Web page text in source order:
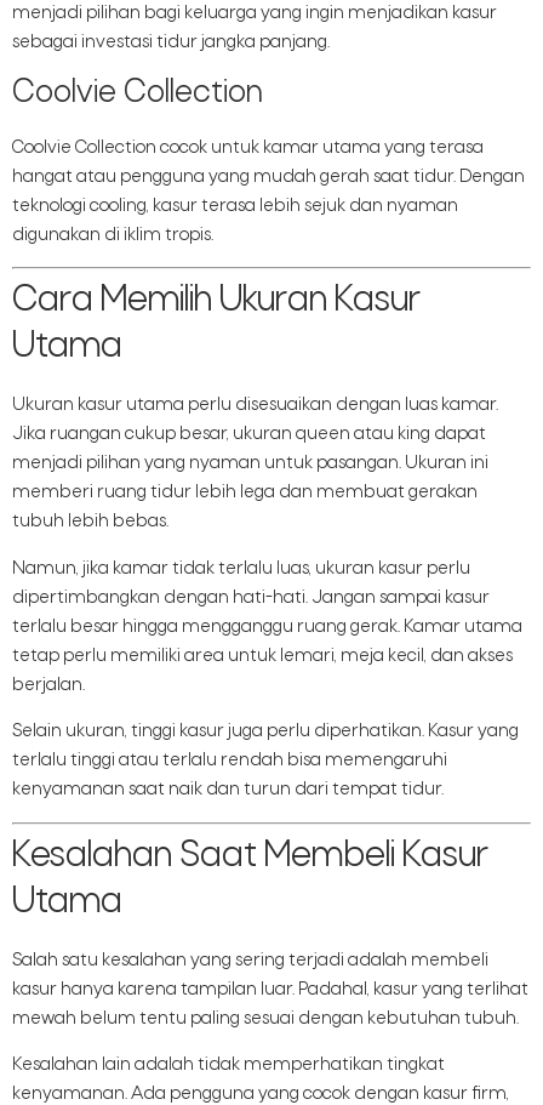
menjadi pilihan bagi keluarga yang ingin menjadikan kasur
sebagai investasi tidur jangka panjang.
Coolvie Collection
Coolvie Collection cocok untuk kamar utama yang terasa
hangat atau pengguna yang mudah gerah saat tidur. Dengan
teknologi cooling, kasur terasa lebih sejuk dan nyaman
digunakan di iklim tropis.
Cara Memilih Ukuran Kasur
Utama
Ukuran kasur utama perlu disesuaikan dengan luas kamar.
Jika ruangan cukup besar, ukuran queen atau king dapat
menjadi pilihan yang nyaman untuk pasangan. Ukuran ini
memberi ruang tidur lebih lega dan membuat gerakan
tubuh lebih bebas.
Namun, jika kamar tidak terlalu luas, ukuran kasur perlu
dipertimbangkan dengan hati-hati. Jangan sampai kasur
terlalu besar hingga mengganggu ruang gerak. Kamar utama
tetap perlu memiliki area untuk lemari, meja kecil, dan akses
berjalan.
Selain ukuran, tinggi kasur juga perlu diperhatikan. Kasur yang
terlalu tinggi atau terlalu rendah bisa memengaruhi
kenyamanan saat naik dan turun dari tempat tidur.
Kesalahan Saat Membeli Kasur
Utama
Salah satu kesalahan yang sering terjadi adalah membeli
kasur hanya karena tampilan luar. Padahal, kasur yang terlihat
mewah belum tentu paling sesuai dengan kebutuhan tubuh.
Kesalahan lain adalah tidak memperhatikan tingkat
kenyamanan. Ada pengguna yang cocok dengan kasur firm,